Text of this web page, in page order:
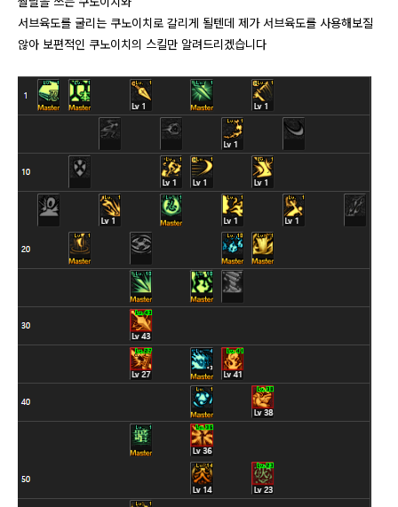
서브육도를 굴리는 쿠노이치로 갈리게 될텐데 제가 서브육도를 사용해보질
않아 보편적인 쿠노이치의 스킬만 알려드리겠습니다